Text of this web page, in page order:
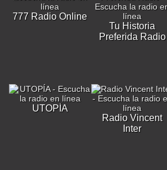
777 Radio Online
Tu Historia
Preferida Radio
UTOPÍA
Radio Vincent
Inter